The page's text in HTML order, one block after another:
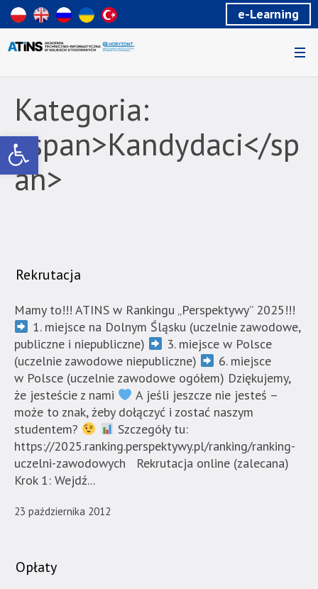
Wiadomość
dla
uzytkowników
ekranowychZnajdujesz
podstronie
"Kandydaci
Akademia
Techniczno-
Strona
jest
wyposażona
menu
skiplinks
pozwalające
szybko
przechodzić
które
bezpośrednio
Otwórz pasek narzędzi
e-Learning
Kategoria:
<span>Kandydaci</sp
an>
Rekrutacja
Mamy to!!! ATINS w Rankingu „Perspektywy” 2025!!!
1. miejsce na Dolnym Śląsku (uczelnie zawodowe,
publiczne i niepubliczne)
3. miejsce w Polsce
(uczelnie zawodowe niepubliczne)
6. miejsce
w Polsce (uczelnie zawodowe ogółem) Dziękujemy,
że jesteście z nami
A jeśli jeszcze nie jesteś –
może to znak, żeby dołączyć i zostać naszym
studentem?
Szczegóły tu:
https://2025.ranking.perspektywy.pl/ranking/ranking-
uczelni-zawodowych Rekrutacja online (zalecana)
Krok 1: Wejdź...
23 października 2012
Opłaty